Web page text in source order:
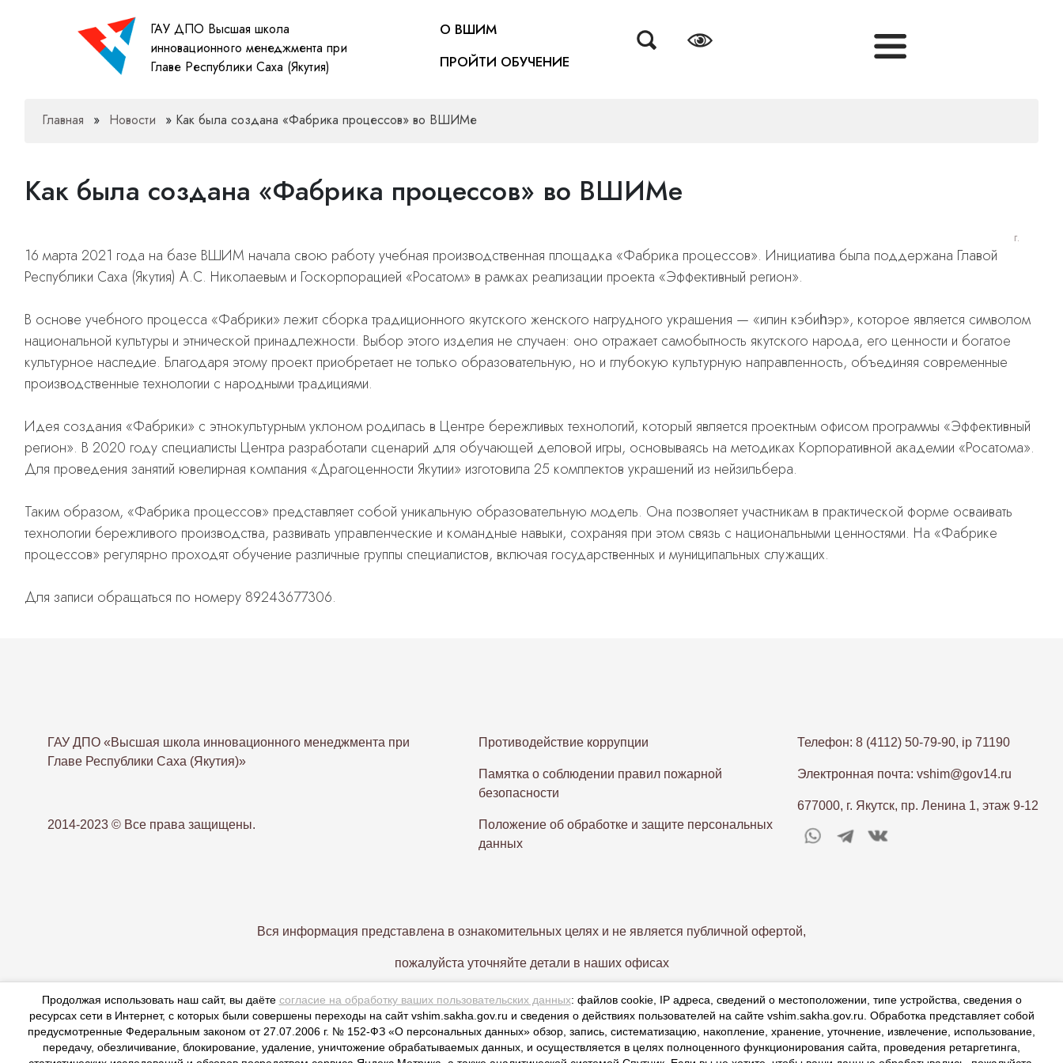
ГАУ ДПО Высшая школа
инновационного менеджмента при
Главе Республики Саха (Якутия)
О ВШИМ
ПРОЙТИ ОБУЧЕНИЕ
Главная » Новости » Как была создана «Фабрика процессов» во ВШИМе
Как была создана «Фабрика процессов» во ВШИМе
г.
16 марта 2021 года на базе ВШИМ начала свою работу учебная производственная площадка «Фабрика процессов». Инициатива была поддержана Главой
Республики Саха (Якутия) А.С. Николаевым и Госкорпорацией «Росатом» в рамках реализации проекта «Эффективный регион».
В основе учебного процесса «Фабрики» лежит сборка традиционного якутского женского нагрудного украшения — «илин кэбиһэр», которое является символом
национальной культуры и этнической принадлежности. Выбор этого изделия не случаен: оно отражает самобытность якутского народа, его ценности и богатое
культурное наследие. Благодаря этому проект приобретает не только образовательную, но и глубокую культурную направленность, объединяя современные
производственные технологии с народными традициями.
Идея создания «Фабрики» с этнокультурным уклоном родилась в Центре бережливых технологий, который является проектным офисом программы «Эффективный
регион». В 2020 году специалисты Центра разработали сценарий для обучающей деловой игры, основываясь на методиках Корпоративной академии «Росатома».
Для проведения занятий ювелирная компания «Драгоценности Якутии» изготовила 25 комплектов украшений из нейзильбера.
Таким образом, «Фабрика процессов» представляет собой уникальную образовательную модель. Она позволяет участникам в практической форме осваивать
технологии бережливого производства, развивать управленческие и командные навыки, сохраняя при этом связь с национальными ценностями. На «Фабрике
процессов» регулярно проходят обучение различные группы специалистов, включая государственных и муниципальных служащих.
Для записи обращаться по номеру 89243677306.
ГАУ ДПО «Высшая школа инновационного менеджмента при
Главе Республики Саха (Якутия)»
2014-2023 © Все права защищены.
Противодействие коррупции
Памятка о соблюдении правил пожарной
безопасности
Положение об обработке и защите персональных
данных
Телефон: 8 (4112) 50-79-90, ip 71190
Электронная почта: vshim@gov14.ru
677000, г. Якутск, пр. Ленина 1, этаж 9-12
Вся информация представлена в ознакомительных целях и не является публичной офертой,
пожалуйста уточняйте детали в наших офисах
Продолжая использовать наш сайт, вы даёте согласие на обработку ваших пользовательских данных: файлов cookie, IP адреса, сведений о местоположении, типе устройства, сведения о
ресурсах сети в Интернет, с которых были совершены переходы на сайт vshim.sakha.gov.ru и сведения о действиях пользователей на сайте vshim.sakha.gov.ru. Обработка представляет собой
предусмотренные Федеральным законом от 27.07.2006 г. № 152-ФЗ «О персональных данных» обзор, запись, систематизацию, накопление, хранение, уточнение, извлечение, использование,
передачу, обезличивание, блокирование, удаление, уничтожение обрабатываемых данных, и осуществляется в целях полноценного функционирования сайта, проведения ретаргетинга,